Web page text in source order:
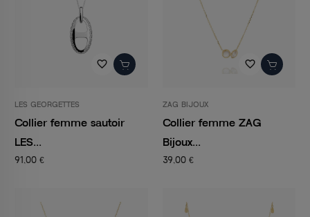
favorite_border
LES GEORGETTES
Collier femme sautoir
LES...
91,00 €
favorite_border
ZAG BIJOUX
Collier femme ZAG
Bijoux...
39,00 €